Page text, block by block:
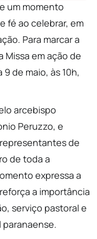
um momento
fé ao celebrar, em
Para marcar a
Missa em ação de
de maio, às 10h,
arcebispo
Peruzzo, e
de
de toda a
expressa a
a importância
serviço pastoral e